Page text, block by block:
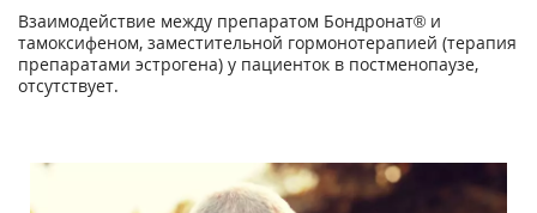
Взаимодействие между препаратом Бондронат® и
тамоксифеном, заместительной гормо­нотерапией (терапия
препаратами эстрогена) у пациенток в постменопаузе,
отсутствует.